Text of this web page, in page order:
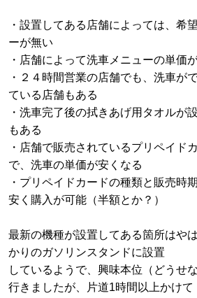
・設置してある店舗によっては、希
ーが無い
・店舗によって洗車メニューの単価
・２４時間営業の店舗でも、洗車が
ている店舗もある
・洗車完了後の拭きあげ用タオルが
もある
・店舗で販売されているプリペイド
で、洗車の単価が安くなる
・プリペイドカードの種類と販売時
安く購入が可能（半額とか？）
最新の機種が設置してある箇所はや
かりのガソリンスタンドに設置
しているようで、興味本位（どうせ
行きましたが、片道1時間以上かけて